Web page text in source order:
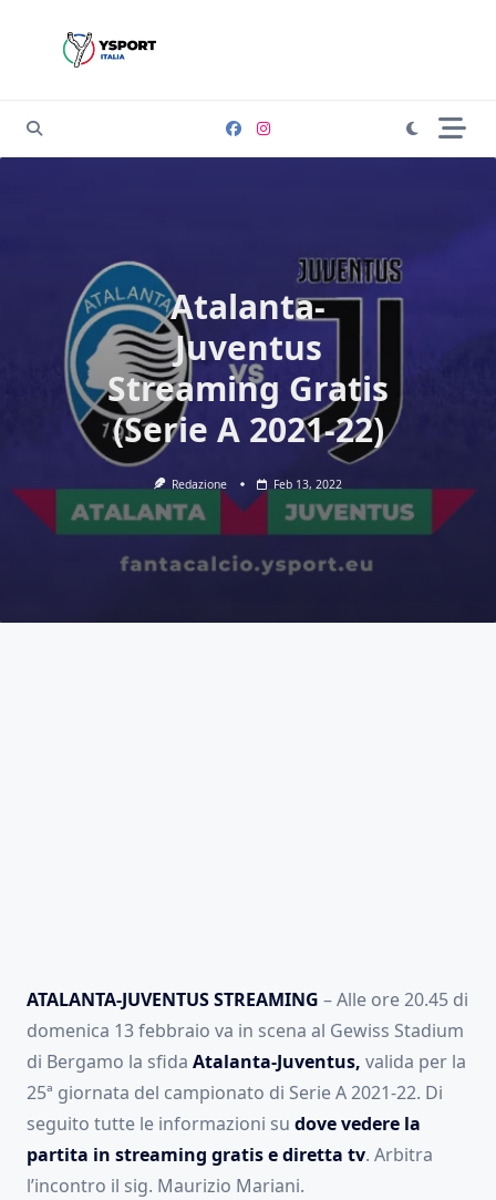
Atalanta-
Juventus
Streaming Gratis
(Serie A 2021-22)
Redazione Feb 13, 2022
ATALANTA-JUVENTUS STREAMING – Alle ore 20.45 di
domenica 13 febbraio va in scena al Gewiss Stadium
di Bergamo la sfida Atalanta-Juventus, valida per la
25ª giornata del campionato di Serie A 2021-22. Di
seguito tutte le informazioni su dove vedere la
partita in streaming gratis e diretta tv. Arbitra
l’incontro il sig. Maurizio Mariani.